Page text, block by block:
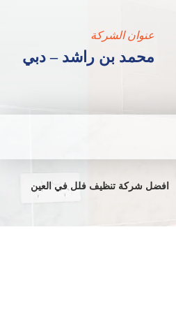
عنوان الشركة
محمد بن راشد – دبي
افضل شركة تنظيف فلل في العين